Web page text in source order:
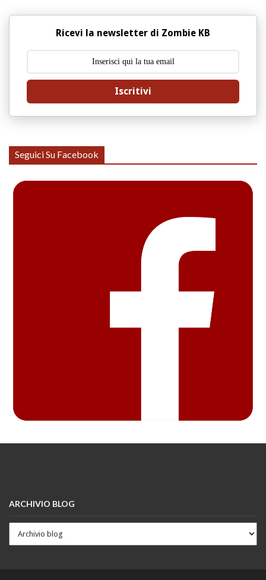
Ricevi la newsletter di Zombie KB
Iscritivi
Seguici Su Facebook
ARCHIVIO BLOG